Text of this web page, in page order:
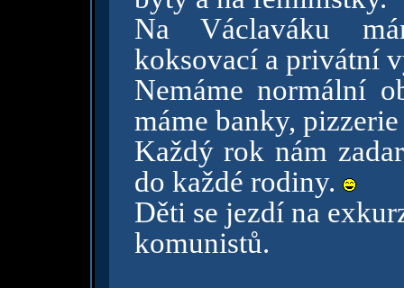
Na Václaváku
koksovací a privátní
Nemáme normální
máme banky,
Každý rok nám
do každé rodiny.
Děti se jezdí na
komunistů.